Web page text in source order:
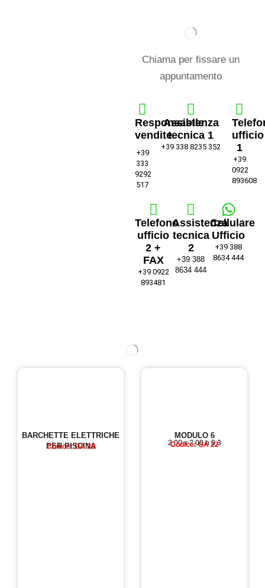
Chiama per fissare un
appuntamento
Responsabile
vendite
+39
333
9292
517
Assistenza
tecnica 1
+39 338 8235 352
ufficio
1
+39
0922
893608
Telefono
ufficio
2 +
FAX
+39 0922
893481
Assistenza
tecnica
2
+39 388
8634 444
Cellulare
Ufficio
+39 388
8634 444
BARCHETTE ELETTRICHE
PER PISCINA
Codice: GA 39
MODULO 6
2,00 x 2,00 h 0,3
Codice: GA 22